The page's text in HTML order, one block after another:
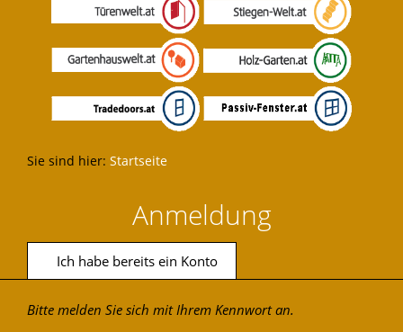
Sie sind hier: Startseite
Anmeldung
Ich habe bereits ein Konto
Bitte melden Sie sich mit Ihrem Kennwort an.